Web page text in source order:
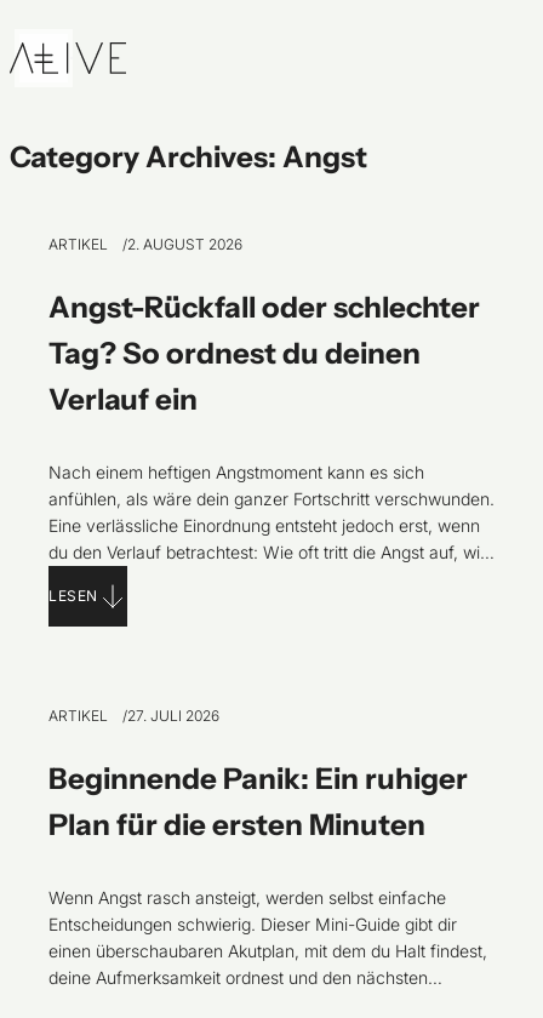
Category Archives: Angst
ARTIKEL 2. AUGUST 2026
Angst-Rückfall oder schlechter
Tag? So ordnest du deinen
Verlauf ein
Nach einem heftigen Angstmoment kann es sich
anfühlen, als wäre dein ganzer Fortschritt verschwunden.
Eine verlässliche Einordnung entsteht jedoch erst, wenn
du den Verlauf betrachtest: Wie oft tritt die Angst auf, wie
Alltag darunter? Dieser Artikel führt dich zu einem
realistischen nächsten Schritt.
LESEN
ARTIKEL 27. JULI 2026
Beginnende Panik: Ein ruhiger
Plan für die ersten Minuten
Wenn Angst rasch ansteigt, werden selbst einfache
Entscheidungen schwierig. Dieser Mini-Guide gibt dir
einen überschaubaren Akutplan, mit dem du Halt findest,
deine Aufmerksamkeit ordnest und den nächsten